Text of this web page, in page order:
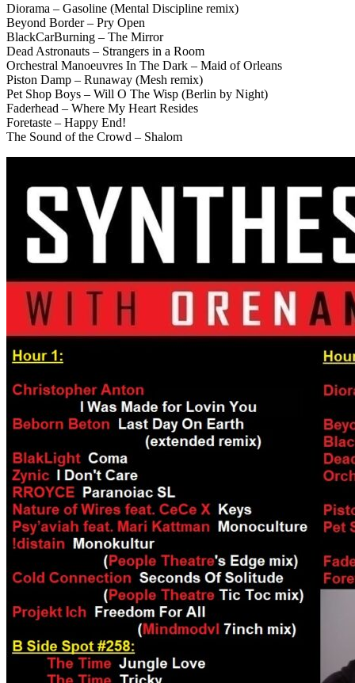
Diorama – Gasoline (Mental Discipline remix)
Beyond Border – Pry Open
BlackCarBurning – The Mirror
Dead Astronauts – Strangers in a Room
Orchestral Manoeuvres In The Dark – Maid of Orleans
Piston Damp – Runaway (Mesh remix)
Pet Shop Boys – Will O The Wisp (Berlin by Night)
Faderhead – Where My Heart Resides
Foretaste – Happy End!
The Sound of the Crowd – Shalom